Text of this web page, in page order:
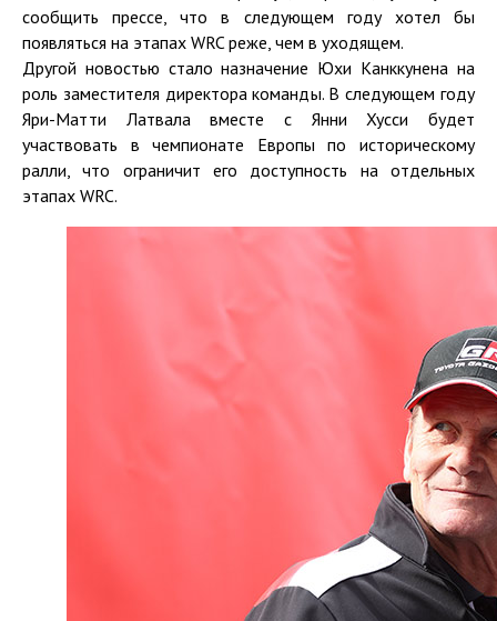
сообщить прессе, что в следующем году хотел бы
появляться на этапах WRC реже, чем в уходящем.
Другой новостью стало назначение Юхи Канккунена на
роль заместителя директора команды. В следующем году
Яри-Матти Латвала вместе с Янни Хусси будет
участвовать в чемпионате Европы по историческому
ралли, что ограничит его доступность на отдельных
этапах WRC.